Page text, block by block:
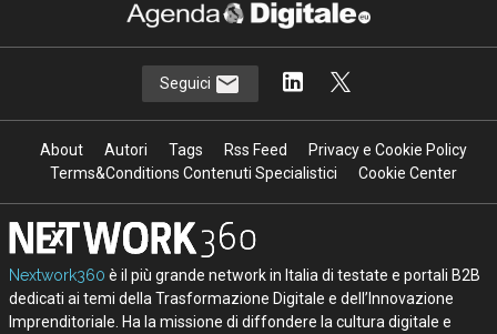
Seguici
About Autori Tags Rss Feed
Privacy e Cookie Policy
Terms&Conditions Contenuti Specialistici
Cookie Center
Nextwork360 è il più grande network in Italia di testate e portali B2B
dedicati ai temi della Trasformazione Digitale e dell’Innovazione
Imprenditoriale. Ha la missione di diffondere la cultura digitale e